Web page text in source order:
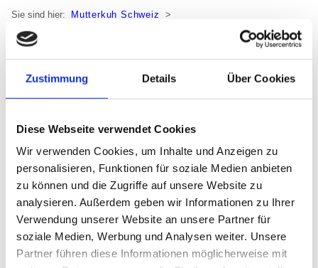
Zustimmung Details Über Cookies
Diese Webseite verwendet Cookies
Wir verwenden Cookies, um Inhalte und Anzeigen zu
personalisieren, Funktionen für soziale Medien anbieten
zu können und die Zugriffe auf unsere Website zu
analysieren. Außerdem geben wir Informationen zu Ihrer
Verwendung unserer Website an unsere Partner für
soziale Medien, Werbung und Analysen weiter. Unsere
Partner führen diese Informationen möglicherweise mit
Sie sind hier:
Mutterkuh Schweiz
französischer Sprache.
Redaktion die Mutterkuh